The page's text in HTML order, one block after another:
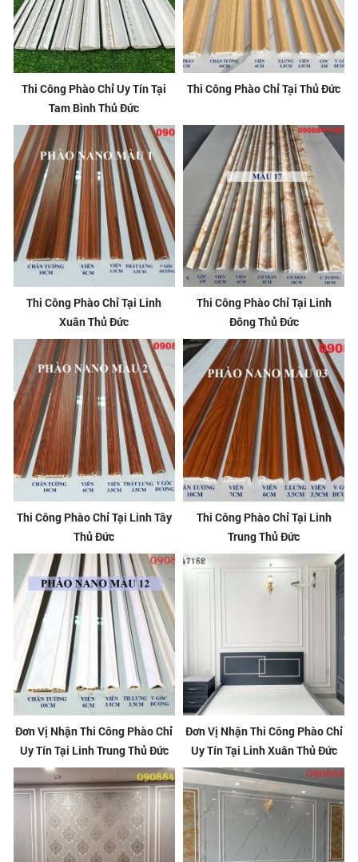
Thi Công Phào Chỉ Uy Tín Tại
Tam Bình Thủ Đức
Thi Công Phào Chỉ Tại Thủ Đức
Thi Công Phào Chỉ Tại Linh
Xuân Thủ Đức
Thi Công Phào Chỉ Tại Linh
Đông Thủ Đức
Thi Công Phào Chỉ Tại Linh Tây
Thủ Đức
Thi Công Phào Chỉ Tại Linh
Trung Thủ Đức
Đơn Vị Nhận Thi Công Phào Chỉ
Uy Tín Tại Linh Trung Thủ Đức
Đơn Vị Nhận Thi Công Phào Chỉ
Uy Tín Tại Linh Xuân Thủ Đức